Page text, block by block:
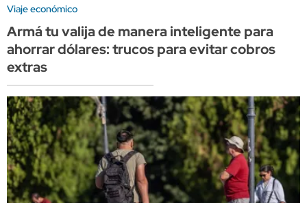
Viaje económico
Armá tu valija de manera inteligente para
ahorrar dólares: trucos para evitar cobros
extras